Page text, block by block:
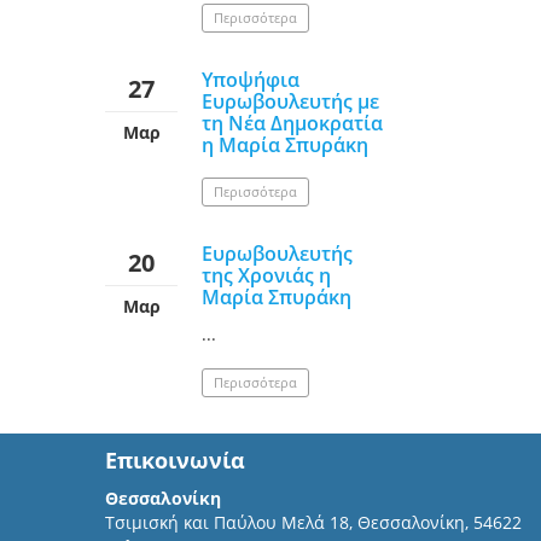
Περισσότερα
27
Μαρ
Υποψήφια
Ευρωβουλευτής με
τη Νέα Δημοκρατία
η Μαρία Σπυράκη
Περισσότερα
20
Μαρ
Ευρωβουλευτής
της Χρονιάς η
Μαρία Σπυράκη
...
Περισσότερα
Επικοινωνία
Θεσσαλονίκη
Τσιμισκή και Παύλου Μελά 18, Θεσσαλονίκη, 54622